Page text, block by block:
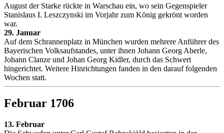
August der Starke rückte in Warschau ein, wo sein Gegenspieler
Stanislaus I. Leszczynski im Vorjahr zum König gekrönt worden
war.
29. Januar
Auf dem Schrannenplatz in München wurden mehrere Anführer des
Bayerischen Volksaufstandes, unter ihnen Johann Georg Aberle,
Johann Clanze und Johan Georg Kidler, durch das Schwert
hingerichtet. Weitere Hinrichtungen fanden in den darauf folgenden
Wochen statt.
Februar 1706
13. Februar